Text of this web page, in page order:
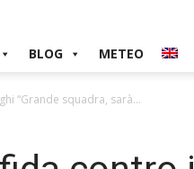
BLOG METEO
“Grande squadra, sarà...